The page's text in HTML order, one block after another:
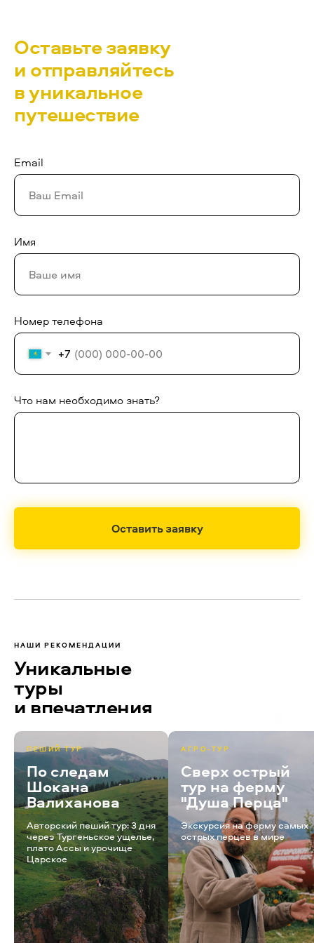
Оставьте заявку
и отправляйтесь
в уникальное
путешествие
Email
Имя
Номер телефона
+7
Что нам необходимо знать?
Оставить заявку
Уникальные
туры
и впечатления
НАШИ РЕКОМЕНДАЦИИ
ПЕШИЙ ТУР
По следам
Шокана
Валиханова
Авторский пеший тур: 3 дня
через Тургеньское ущелье,
плато Ассы и урочище
Царское
АГРО-ТУР
Сверх острый
тур на ферму
"Душа Перца"
Экскурсия на ферму самых
острых перцев в мире